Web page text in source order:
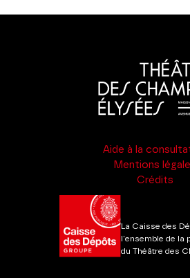
Aide à la
Mentions
Crédits
La Caisse des
l'ensemble de la
du Théâtre des